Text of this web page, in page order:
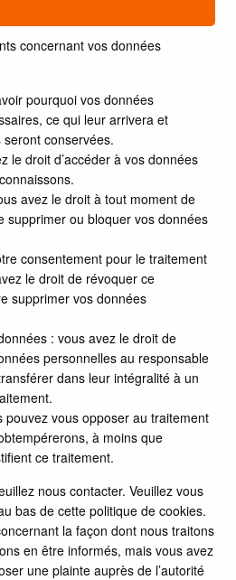
concernant vos données
pourquoi vos données
ce qui leur arrivera et
conservées.
le droit d’accéder à vos données
avez le droit à tout moment de
supprimer ou bloquer vos données
consentement pour le traitement
le droit de révoquer ce
supprimer vos données
: vous avez le droit de
personnelles au responsable
dans leur intégralité à un
pouvez vous opposer au traitement
à moins que
ce traitement.
nous contacter. Veuillez vous
bas de cette politique de cookies.
la façon dont nous traitons
en être informés, mais vous avez
une plainte auprès de l’autorité